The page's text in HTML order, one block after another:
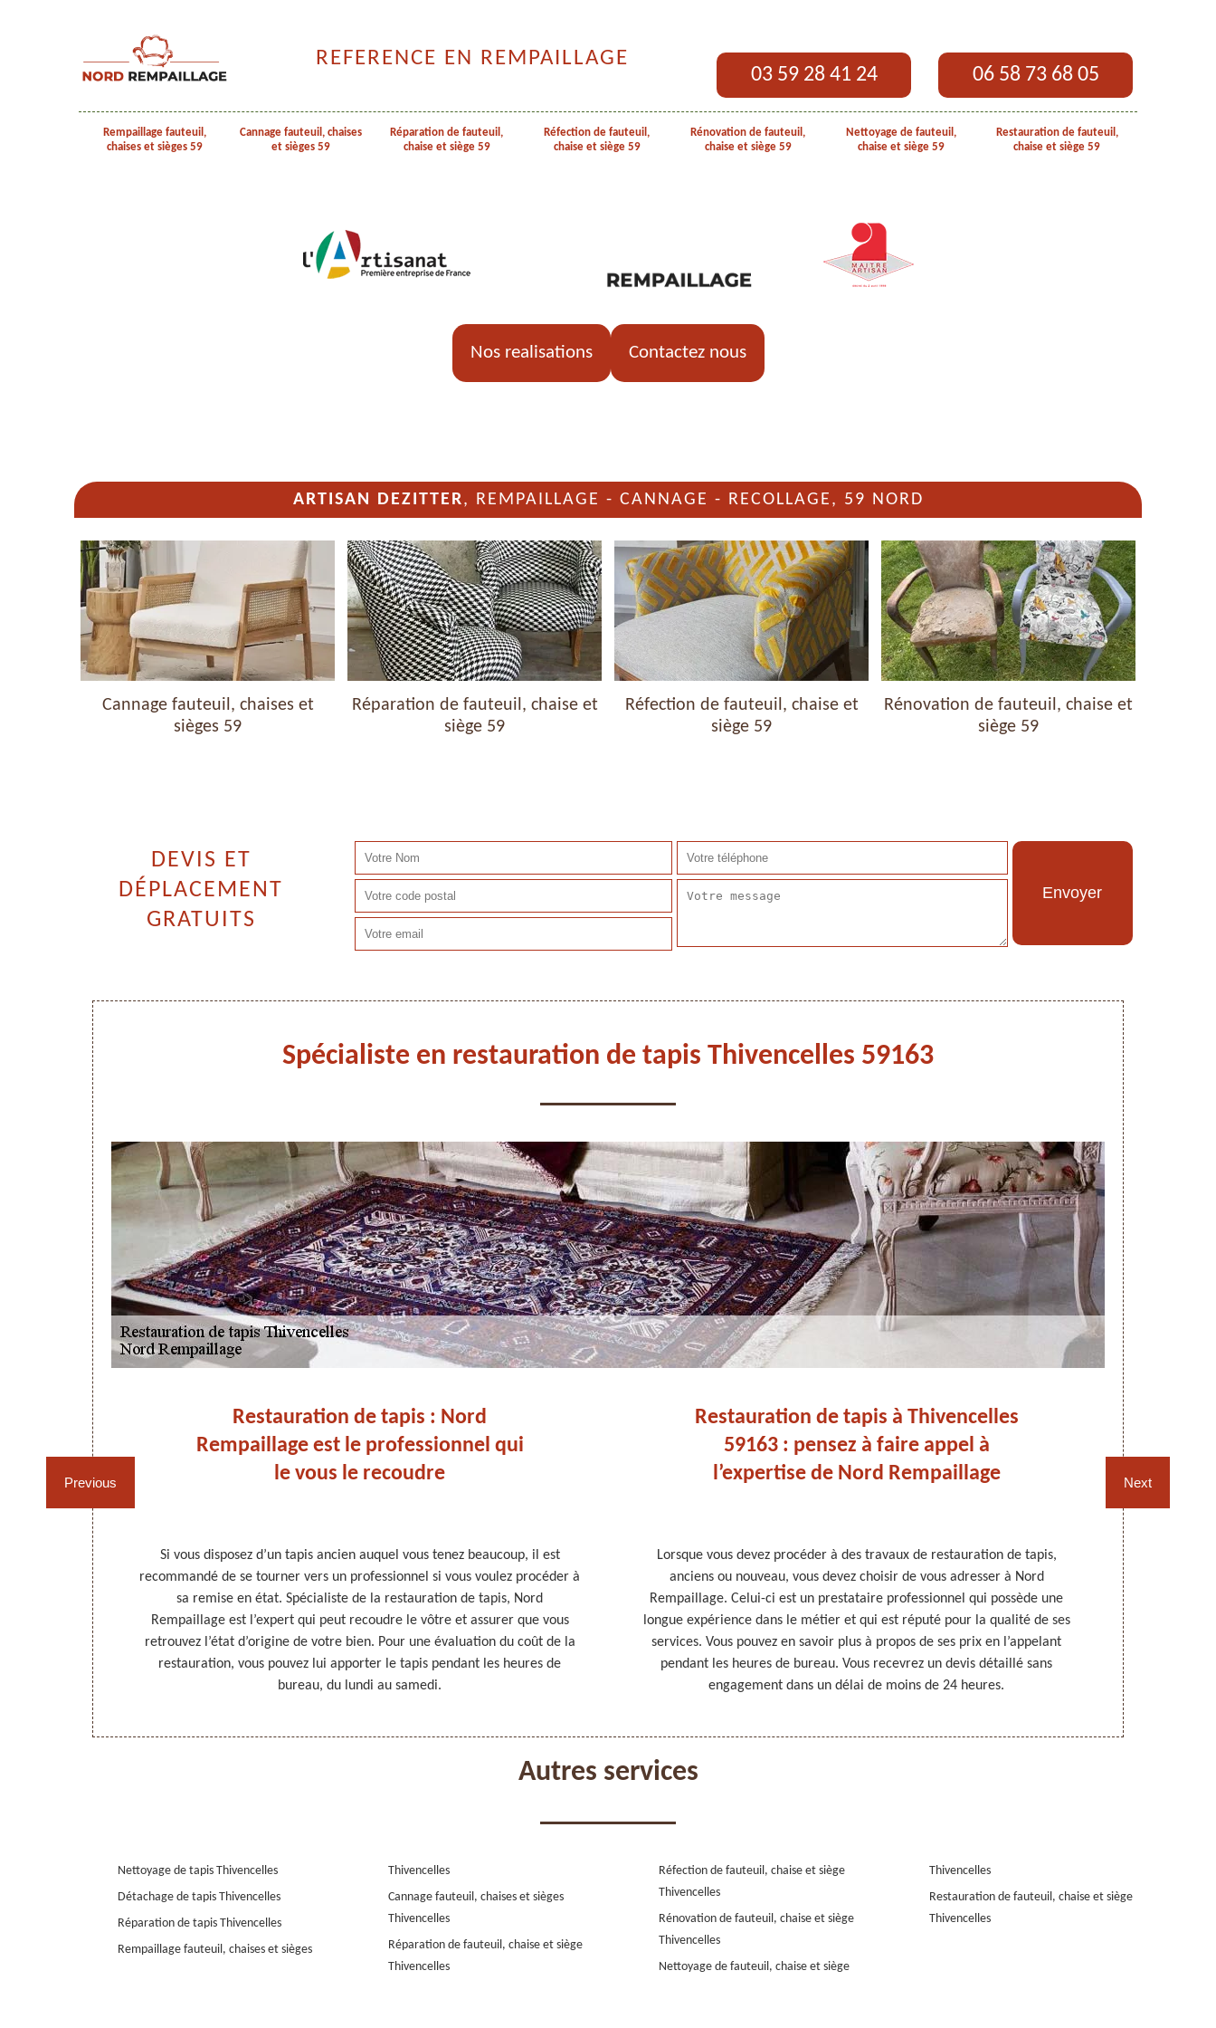
REFERENCE EN REMPAILLAGE
03 59 28 41 24 06 58 73 68 05
Rempaillage fauteuil,
chaises et sièges 59
Cannage fauteuil, chaises
et sièges 59
Réparation de fauteuil,
chaise et siège 59
Réfection de fauteuil,
chaise et siège 59
Rénovation de fauteuil,
chaise et siège 59
Nettoyage de fauteuil,
chaise et siège 59
Restauration de fauteuil,
chaise et siège 59
Nos realisations Contactez nous
ARTISAN DEZITTER, REMPAILLAGE - CANNAGE - RECOLLAGE, 59 NORD
Cannage fauteuil, chaises et
sièges 59
Réparation de fauteuil, chaise et
siège 59
Réfection de fauteuil, chaise et
siège 59
Rénovation de fauteuil, chaise et
siège 59
DEVIS ET
DÉPLACEMENT
GRATUITS
Spécialiste en restauration de tapis Thivencelles 59163
Previous
Restauration de tapis : Nord
Rempaillage est le professionnel qui
le vous le recoudre
Si vous disposez d’un tapis ancien auquel vous tenez beaucoup, il est
recommandé de se tourner vers un professionnel si vous voulez procéder à
sa remise en état. Spécialiste de la restauration de tapis, Nord
Rempaillage est l’expert qui peut recoudre le vôtre et assurer que vous
retrouvez l’état d’origine de votre bien. Pour une évaluation du coût de la
restauration, vous pouvez lui apporter le tapis pendant les heures de
bureau, du lundi au samedi.
Restauration de tapis à Thivencelles
59163 : pensez à faire appel à
l’expertise de Nord Rempaillage
Lorsque vous devez procéder à des travaux de restauration de tapis,
anciens ou nouveau, vous devez choisir de vous adresser à Nord
Rempaillage. Celui-ci est un prestataire professionnel qui possède une
longue expérience dans le métier et qui est réputé pour la qualité de ses
services. Vous pouvez en savoir plus à propos de ses prix en l’appelant
pendant les heures de bureau. Vous recevrez un devis détaillé sans
engagement dans un délai de moins de 24 heures.
Next
Autres services
Nettoyage de tapis Thivencelles
Détachage de tapis Thivencelles
Réparation de tapis Thivencelles
Rempaillage fauteuil, chaises et sièges
Thivencelles
Cannage fauteuil, chaises et sièges
Thivencelles
Réparation de fauteuil, chaise et siège
Thivencelles
Réfection de fauteuil, chaise et siège
Thivencelles
Rénovation de fauteuil, chaise et siège
Thivencelles
Nettoyage de fauteuil, chaise et siège
Thivencelles
Restauration de fauteuil, chaise et siège
Thivencelles